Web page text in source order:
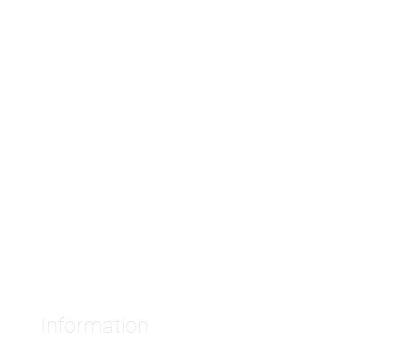
Information